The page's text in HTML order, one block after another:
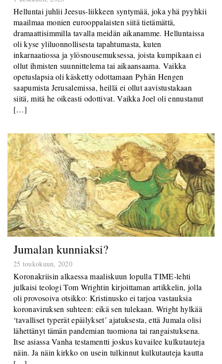
Helluntai juhlii Jeesus-liikkeen syntymää, joka yhä pyyhkii
maailmaa monien eurooppalaisten siitä tietämättä,
dramaattisimmilla tavalla meidän aikanamme. Helluntaissa
oli kyse yliluonnollisesta tapahtumasta, kuten
inkarnaatiossa ja ylösnousemuksessa, joista kumpikaan ei
ollut ihmisten suunnittelema tai aikaansaama. Vaikka
opetuslapsia oli käsketty odottamaan Pyhän Hengen
saapumista Jerusalemissa, heillä ei ollut aavistustakaan
siitä, mitä he oikeasti odottivat. Vaikka Joel oli ennustanut
[…]
Jumalan kunniaksi?
Koronakriisin alkaessa maaliskuun lopulla TIME-lehti
julkaisi teologi Tom Wrightin kirjoittaman artikkelin, jolla
oli provosoiva otsikko: Kristinusko ei tarjoa vastauksia
koronaviruksen suhteen: eikä sen tulekaan. Wright hylkää
‘tavalliset typerät epäilykset’ ajatuksesta, että Jumala olisi
lähettänyt tämän pandemian tuomiona tai rangaistuksena.
Itse asiassa Vanha testamentti joskus kuvailee kulkutauteja
näin. Ja näin kirkko on usein tulkinnut kulkutauteja kautta
[…]